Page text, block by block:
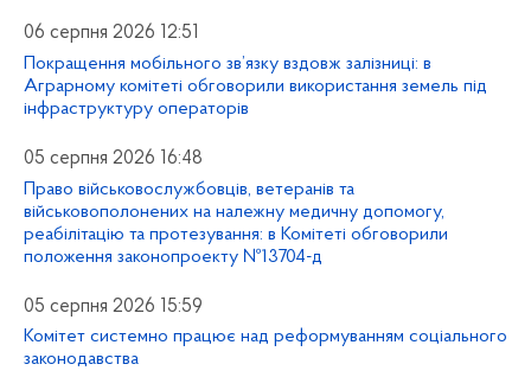
06 серпня 2026 12:51
Покращення мобільного зв’язку вздовж залізниці: в
Аграрному комітеті обговорили використання земель під
інфраструктуру операторів
05 серпня 2026 16:48
Право військовослужбовців, ветеранів та
військовополонених на належну медичну допомогу,
реабілітацію та протезування: в Комітеті обговорили
положення законопроекту №13704-д
05 серпня 2026 15:59
Комітет системно працює над реформуванням соціального
законодавства